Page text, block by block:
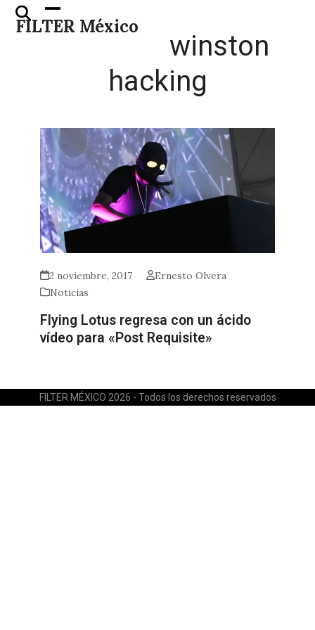
Skip
FILTER México
Open
mobile
Close
mobile
winston
hacking
2 noviembre, 2017
Ernesto Olvera
Noticias
Flying Lotus regresa con un ácido
vídeo para «Post Requisite»
FILTER MÉXICO 2026 - Todos los derechos reservados